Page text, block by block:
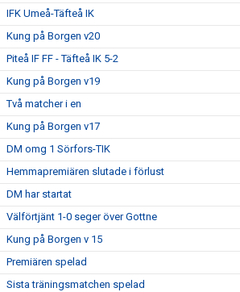
IFK Umeå-Täfteå IK
Kung på Borgen v20
Piteå IF FF - Täfteå IK 5-2
Kung på Borgen v19
Två matcher i en
Kung på Borgen v17
DM omg 1 Sörfors-TIK
Hemmapremiären slutade i förlust
DM har startat
Välförtjänt 1-0 seger över Gottne
Kung på Borgen v 15
Premiären spelad
Sista träningsmatchen spelad